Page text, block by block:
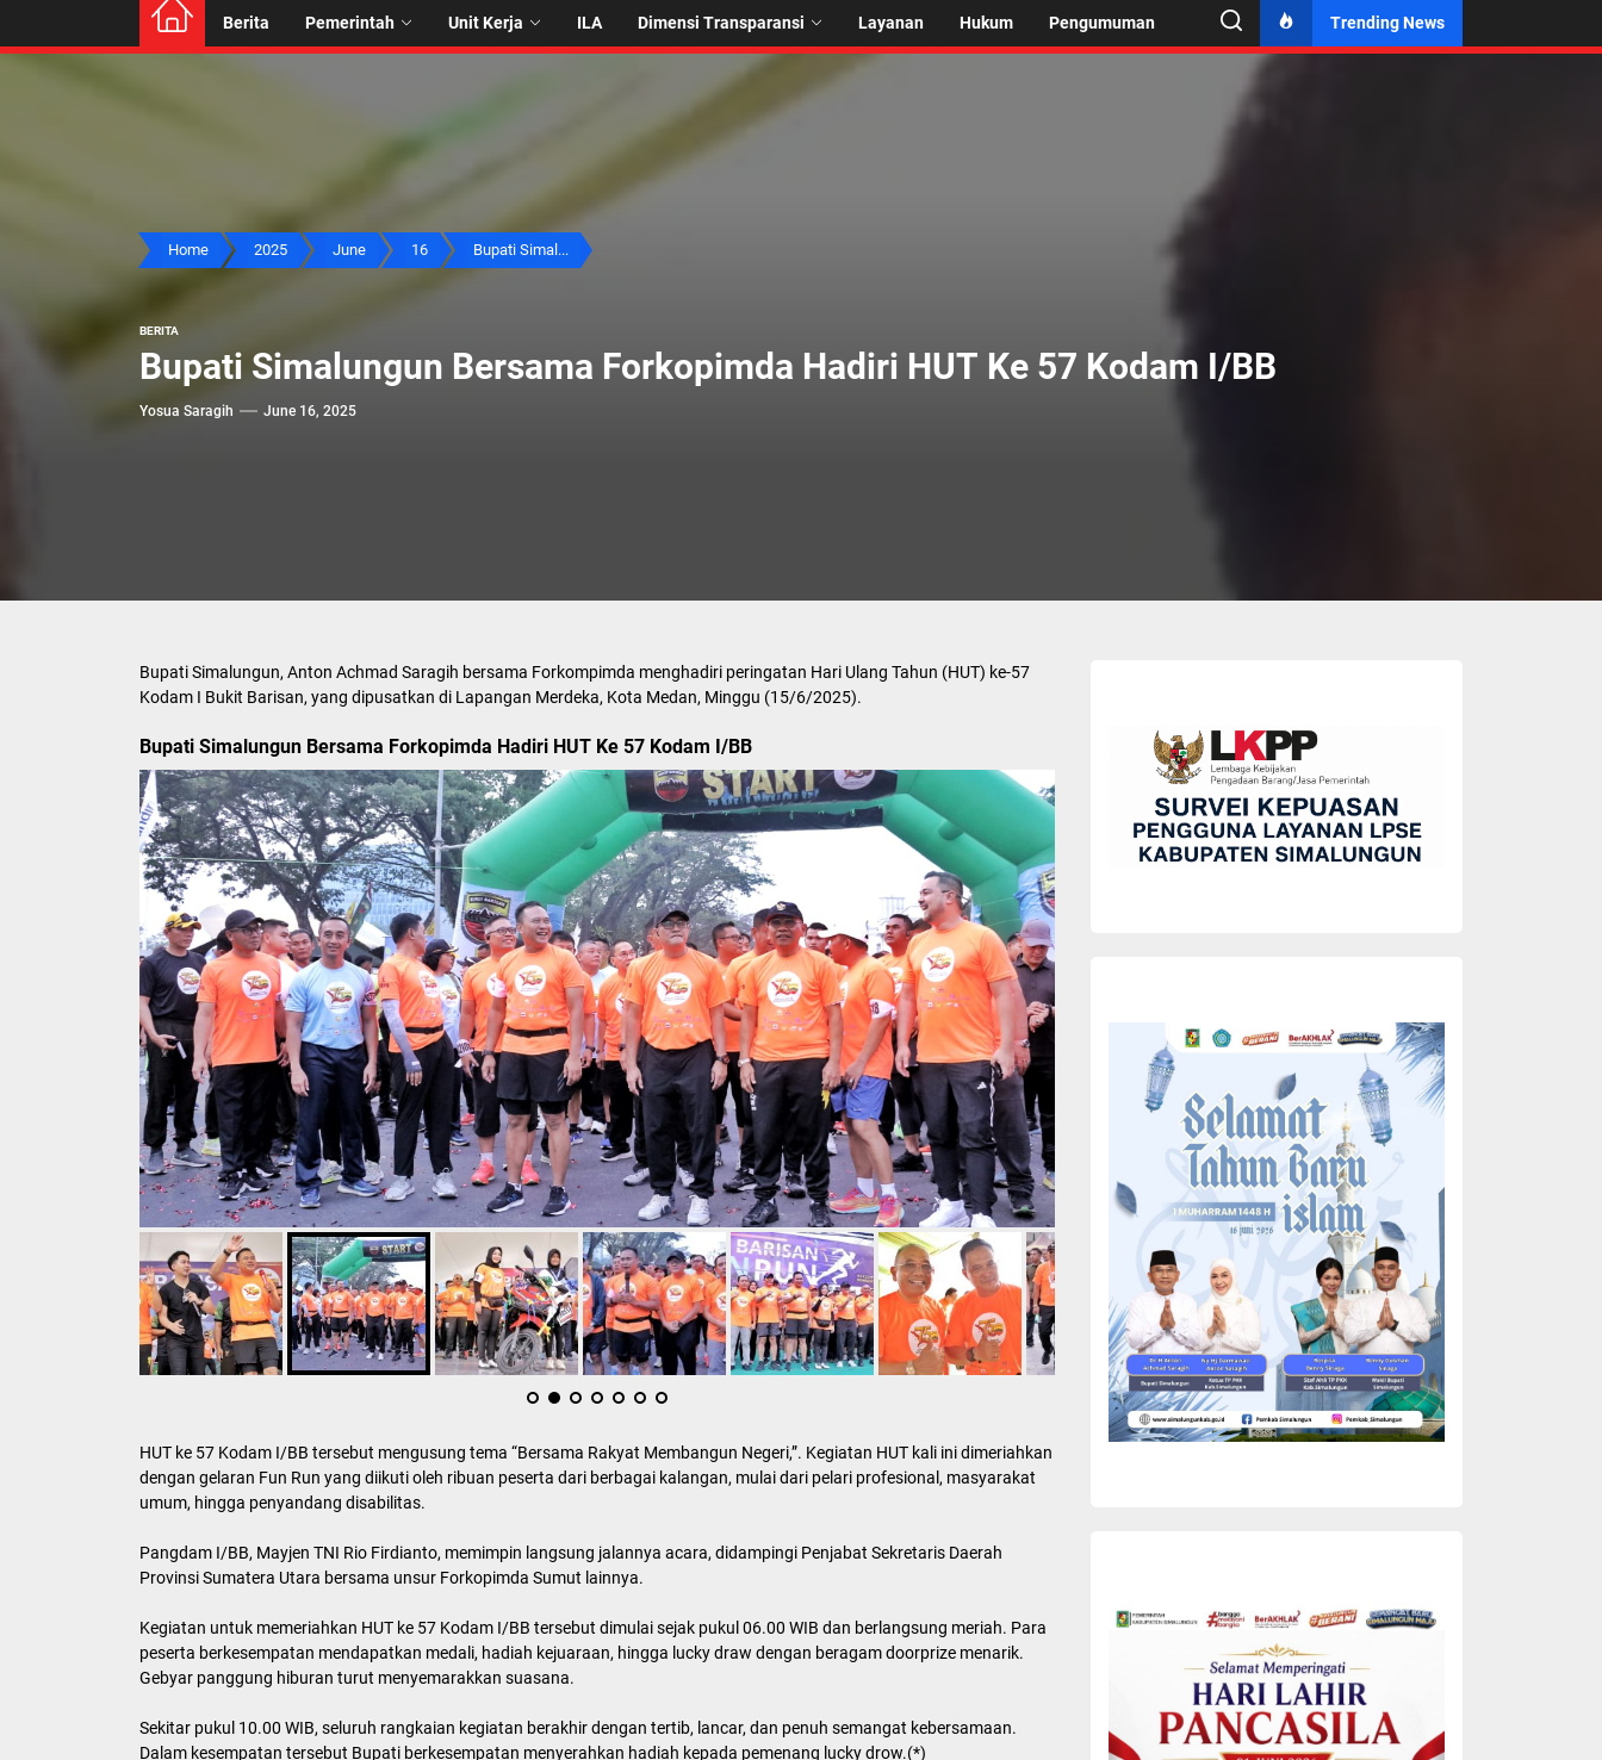
Berita Pemerintah Unit Kerja ILA Dimensi Transparansi Layanan Hukum Pengumuman Trending News
Home 2025 June 16 Bupati Simal...
BERITA
Bupati Simalungun Bersama Forkopimda Hadiri HUT Ke 57 Kodam I/BB
Yosua Saragih June 16, 2025
Bupati Simalungun, Anton Achmad Saragih bersama Forkompimda menghadiri peringatan Hari Ulang Tahun (HUT) ke-57
Kodam I Bukit Barisan, yang dipusatkan di Lapangan Merdeka, Kota Medan, Minggu (15/6/2025).
Bupati Simalungun Bersama Forkopimda Hadiri HUT Ke 57 Kodam I/BB
HUT ke 57 Kodam I/BB tersebut mengusung tema “Bersama Rakyat Membangun Negeri,”. Kegiatan HUT kali ini dimeriahkan
dengan gelaran Fun Run yang diikuti oleh ribuan peserta dari berbagai kalangan, mulai dari pelari profesional, masyarakat
umum, hingga penyandang disabilitas.
Pangdam I/BB, Mayjen TNI Rio Firdianto, memimpin langsung jalannya acara, didampingi Penjabat Sekretaris Daerah
Provinsi Sumatera Utara bersama unsur Forkopimda Sumut lainnya.
Kegiatan untuk memeriahkan HUT ke 57 Kodam I/BB tersebut dimulai sejak pukul 06.00 WIB dan berlangsung meriah. Para
peserta berkesempatan mendapatkan medali, hadiah kejuaraan, hingga lucky draw dengan beragam doorprize menarik.
Gebyar panggung hiburan turut menyemarakkan suasana.
Sekitar pukul 10.00 WIB, seluruh rangkaian kegiatan berakhir dengan tertib, lancar, dan penuh semangat kebersamaan.
Dalam kesempatan tersebut Bupati berkesempatan menyerahkan hadiah kepada pemenang lucky drow.(*)